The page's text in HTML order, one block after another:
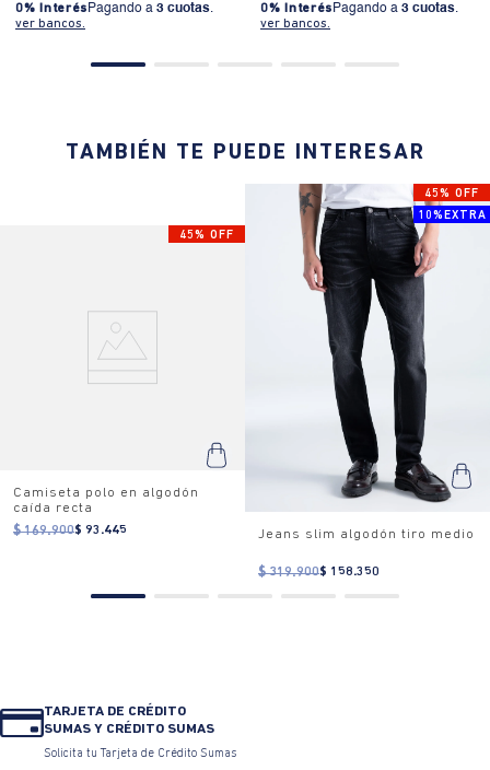
0% Interés Pagando a 3 cuotas.
ver bancos.
0% Interés Pagando a 3 cuotas.
ver bancos.
TAMBIÉN TE PUEDE INTERESAR
45% OFF
Camiseta polo en algodón
caída recta
$ 169.900$ 93.445
45% OFF
10%EXTRA
Jeans slim algodón tiro medio
$ 319.900$ 158.350
TARJETA DE CRÉDITO
SUMAS Y CRÉDITO SUMAS
Solicita tu Tarjeta de Crédito Sumas